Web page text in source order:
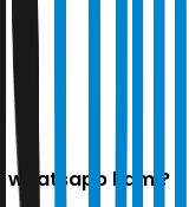
whatsapp kami?